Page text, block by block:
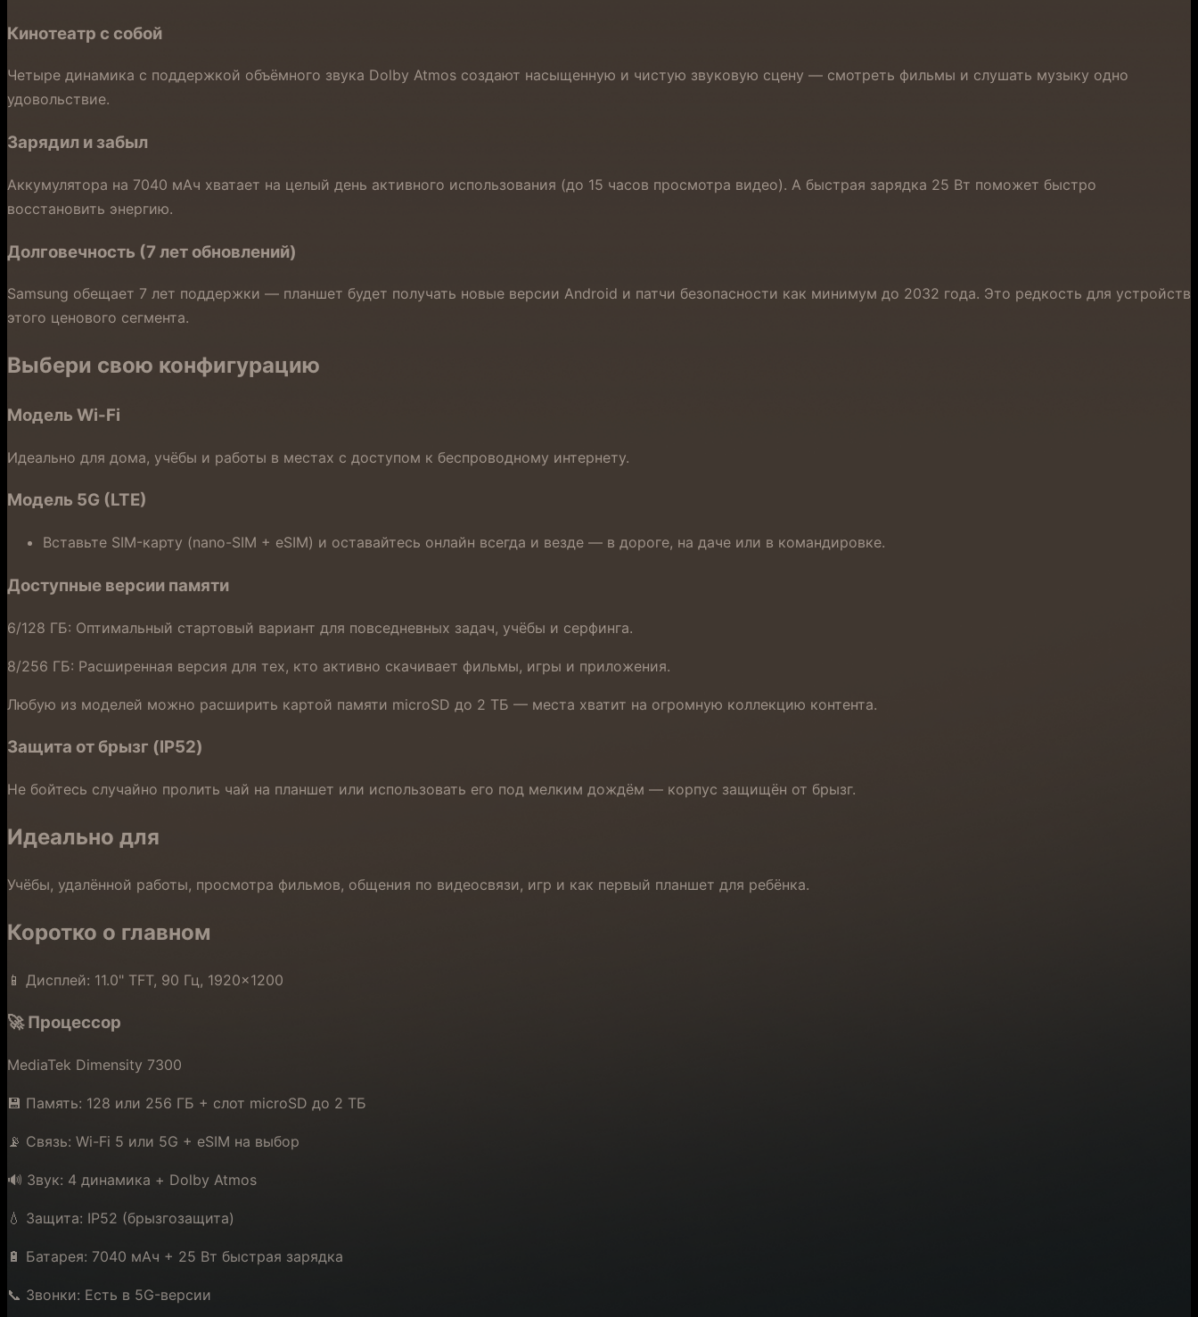
Кинотеатр с собой
Четыре динамика с поддержкой объёмного звука Dolby Atmos создают насыщенную и чистую звуковую сцену — смотреть фильмы и слушать музыку одно
удовольствие.
Зарядил и забыл
Аккумулятора на 7040 мАч хватает на целый день активного использования (до 15 часов просмотра видео). А быстрая зарядка 25 Вт поможет быстро
восстановить энергию.
Долговечность (7 лет обновлений)
Samsung обещает 7 лет поддержки — планшет будет получать новые версии Android и патчи безопасности как минимум до 2032 года. Это редкость для устройств
этого ценового сегмента.
Выбери свою конфигурацию
Модель Wi-Fi
Идеально для дома, учёбы и работы в местах с доступом к беспроводному интернету.
Модель 5G (LTE)
Вставьте SIM-карту (nano-SIM + eSIM) и оставайтесь онлайн всегда и везде — в дороге, на даче или в командировке.
Доступные версии памяти
6/128 ГБ: Оптимальный стартовый вариант для повседневных задач, учёбы и серфинга.
8/256 ГБ: Расширенная версия для тех, кто активно скачивает фильмы, игры и приложения.
Любую из моделей можно расширить картой памяти microSD до 2 ТБ — места хватит на огромную коллекцию контента.
Защита от брызг (IP52)
Не бойтесь случайно пролить чай на планшет или использовать его под мелким дождём — корпус защищён от брызг.
Идеально для
Учёбы, удалённой работы, просмотра фильмов, общения по видеосвязи, игр и как первый планшет для ребёнка.
Коротко о главном
📱 Дисплей: 11.0" TFT, 90 Гц, 1920×1200
🚀 Процессор
MediaTek Dimensity 7300
💾 Память: 128 или 256 ГБ + слот microSD до 2 ТБ
📡 Связь: Wi-Fi 5 или 5G + eSIM на выбор
🔊 Звук: 4 динамика + Dolby Atmos
💧 Защита: IP52 (брызгозащита)
🔋 Батарея: 7040 мАч + 25 Вт быстрая зарядка
📞 Звонки: Есть в 5G-версии